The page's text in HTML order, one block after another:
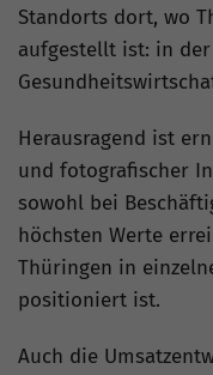
Standorts dort, wo
aufgestellt ist: in
Herausragend ist
und fotografischer
sowohl bei
höchsten Werte
Thüringen in
positioniert ist.
Auch die